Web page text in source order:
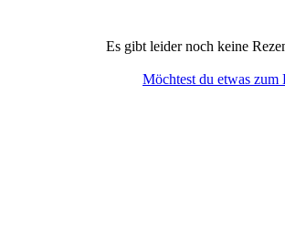
Es gibt leider noch keine
Möchtest du etwas zum